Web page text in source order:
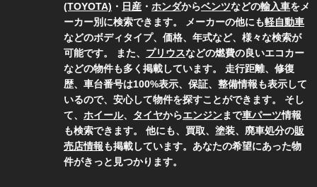
(TOYOTA) ・ 日産 ・ ホンダからベンツなどの輸入車をメ
ーカー別に検索できます。 メーカーの他にも軽自動車
などのボディタイプ、価格、年式など、様々な検索が
可能です。 また、 プリウスなどの燃費の良いエコカー
などの物件も多く掲載しています。 走行距離、修復
歴、車台番号は100%表示、保証、整備情報も表示して
いるので、安心して物件を探すことができます。 そし
て、 ホイール、 タイヤからエンジンまで車パーツ情報
も検索できます。 他にも、買取、塗装、廃車処分の販
売店情報も掲載しています。あなたの希望にあった物
件がきっと見つかります。